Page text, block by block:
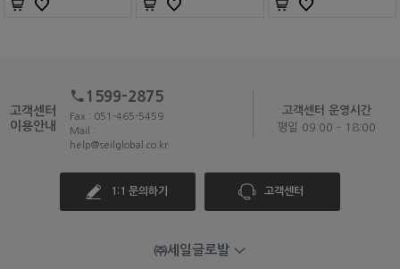
고객센터
이용안내
1599-2875
Fax : 051-465-5459
Mail :
help@seilglobal.co.kr
고객센터 운영시간
평일 09:00 - 18:00
1:1 문의하기 고객센터
㈜세일글로발